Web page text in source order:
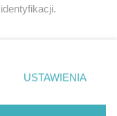
prywatności
zgody
USTAWIENIA